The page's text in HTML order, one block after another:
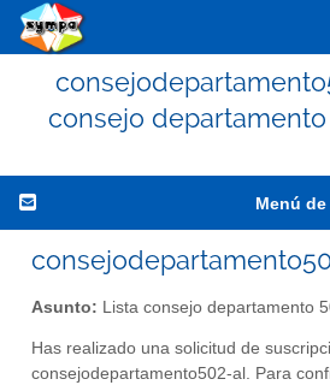
consejo
Menú
Asunto: Lista consejo departamento
Has realizado una solicitud de
consejodepartamento502-al. Para